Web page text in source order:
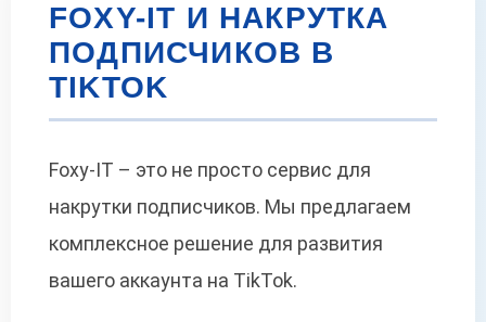
FOXY-IT И НАКРУТКА
ПОДПИСЧИКОВ В
TIKTOK
Foxy-IT – это не просто сервис для
накрутки подписчиков. Мы предлагаем
комплексное решение для развития
вашего аккаунта на TikTok.